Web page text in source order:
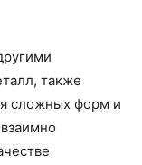
также
сложных форм и